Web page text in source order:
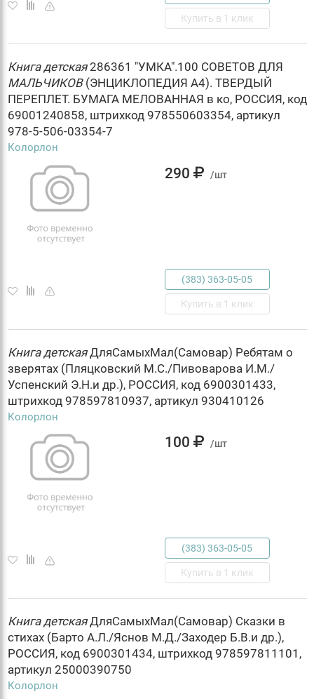
Купить в 1 клик
Книга детская286361 "УМКА".100 СОВЕТОВ ДЛЯ
МАЛЬЧИКОВ(ЭНЦИКЛОПЕДИЯ А4). ТВЕРДЫЙ
ПЕРЕПЛЕТ. БУМАГА МЕЛОВАННАЯ в ко, РОССИЯ, код
69001240858, штрихкод 978550603354, артикул
978-5-506-03354-7
Колорлон
290 /шт
(383) 363-05-05
Купить в 1 клик
Книга детскаяДляСамыхМал(Самовар) Ребятам о
зверятах (Пляцковский М.С./Пивоварова И.М./
Успенский Э.Н.и др.), РОССИЯ, код 6900301433,
штрихкод 978597810937, артикул 930410126
Колорлон
100 /шт
(383) 363-05-05
Купить в 1 клик
Книга детскаяДляСамыхМал(Самовар) Сказки в
стихах (Барто А.Л./Яснов М.Д./Заходер Б.В.и др.),
РОССИЯ, код 6900301434, штрихкод 978597811101,
артикул 25000390750
Колорлон